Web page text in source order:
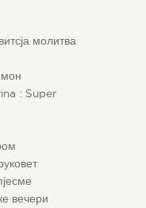
молитва
: Super
вечери